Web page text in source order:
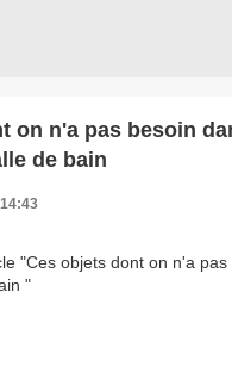
on n'a pas besoin
de bain